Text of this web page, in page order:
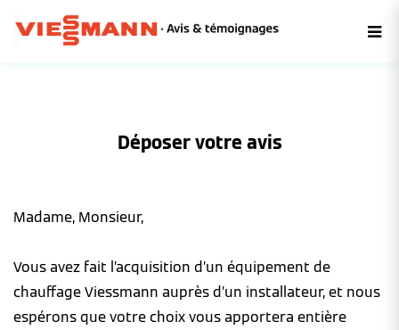
Déposer votre avis
Madame, Monsieur,
Vous avez fait l’acquisition d’un équipement de
chauffage Viessmann auprès d’un installateur, et nous
espérons que votre choix vous apportera entière